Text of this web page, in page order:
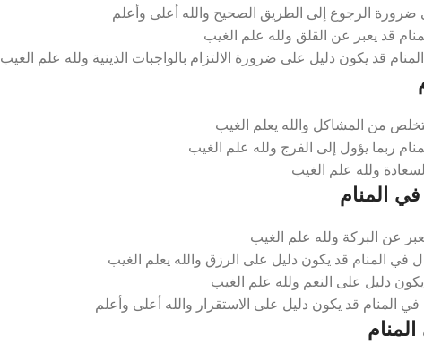
ضرورة الرجوع إلى الطريق الصحيح والله أعلى وأعلم
قد يعبر عن القلق ولله علم الغيب
قد يكون دليل على ضرورة الالتزام بالواجبات الدينية ولله علم الغيب
من المشاكل والله يعلم الغيب
ربما يؤول إلى الفرج ولله علم الغيب
ولله علم الغيب
المنام
عن البركة ولله علم الغيب
المنام قد يكون دليل على الرزق والله يعلم الغيب
دليل على النعم ولله علم الغيب
قد يكون دليل على الاستقرار والله أعلى وأعلم